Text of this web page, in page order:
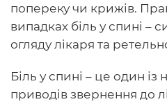
попереку чи крижів.
випадках біль у спині –
огляду лікаря та
Біль у спині – це один
приводів звернення до